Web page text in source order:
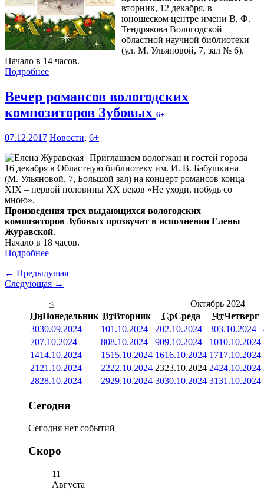
вторник, 12 декабря, в
юношеском центре имени В. Ф.
Тендрякова Вологодской
областной научной библиотеки
(ул. М. Ульяновой, 7, зал № 6).
Начало в 14 часов.
Подробнее
Вечер романсов вологодских
композиторов Зубовых 6+
07.12.2017 Новости, 6+
Приглашаем вологжан и гостей города
16 декабря в Областную библиотеку им. И. В. Бабушкина
(М. Ульяновой, 7, Большой зал) на концерт романсов конца
XIX – первой половины XX веков «Не уходи, побудь со
мною».
Произведения трех выдающихся вологодских
композиторов Зубовых прозвучат в исполнении Елены
Журавской.
Начало в 18 часов.
Подробнее
← Предыдущая
Следующая →
<
Октябрь 2024
ПнПонедельник ВтВторник СрСреда ЧтЧетверг
3030.09.2024 101.10.2024 202.10.2024 303.10.2024
707.10.2024 808.10.2024 909.10.2024 1010.10.2024
1414.10.2024 1515.10.2024 1616.10.2024 1717.10.2024
21 21.10.2024 2222.10.2024 2323.10.2024 2424.10.2024
2828.10.2024 2929.10.2024 3030.10.2024 3131.10.2024
Сегодня
Сегодня нет событий
Скоро
11
Августа